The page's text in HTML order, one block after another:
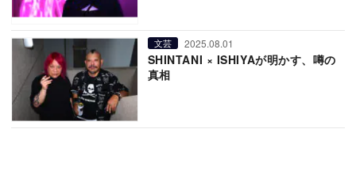
文芸 2025.08.01
SHINTANI × ISHIYAが明かす、噂の
真相